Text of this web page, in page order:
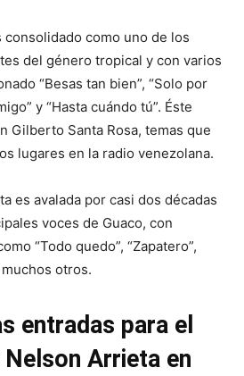
como uno de los
del género tropical y con varios
“Besas tan bien”, “Solo por
y “Hasta cuándo tú”. Éste
Gilberto Santa Rosa, temas que
lugares en la radio venezolana.
es avalada por casi dos décadas
voces de Guaco, con
“Todo quedo”, “Zapatero”,
muchos otros.
entradas para el
Arrieta en